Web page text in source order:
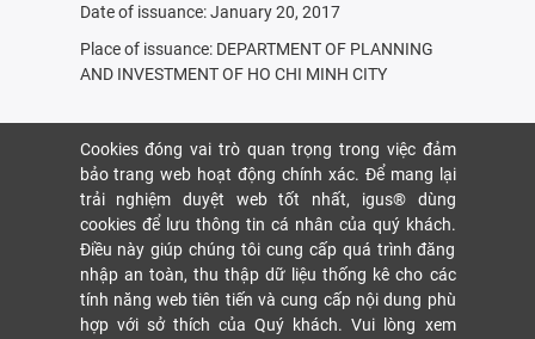
Date of issuance: January 20, 2017
Place of issuance: DEPARTMENT OF PLANNING
AND INVESTMENT OF HO CHI MINH CITY
Cookies đóng vai trò quan trọng trong việc đảm
bảo trang web hoạt động chính xác. Để mang lại
trải nghiệm duyệt web tốt nhất, igus® dùng
cookies để lưu thông tin cá nhân của quý khách.
Điều này giúp chúng tôi cung cấp quá trình đăng
nhập an toàn, thu thập dữ liệu thống kê cho các
tính năng web tiên tiến và cung cấp nội dung phù
hợp với sở thích của Quý khách. Vui lòng xem